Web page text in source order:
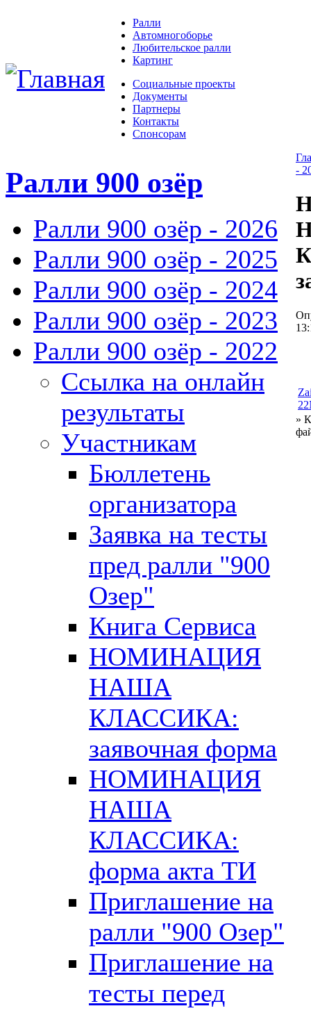
Ралли
Автомногоборье
Любительское ралли
Картинг
Социальные проекты
Документы
Партнеры
Контакты
Спонсорам
Ралли 900 озёр
Ралли 900 озёр - 2026
Ралли 900 озёр - 2025
Ралли 900 озёр - 2024
Ралли 900 озёр - 2023
Ралли 900 озёр - 2022
Ссылка на онлайн
результаты
Участникам
Бюллетень
организатора
Заявка на тесты
пред ралли "900
Озер"
Книга Сервиса
НОМИНАЦИЯ
НАША
КЛАССИКА:
заявочная форма
НОМИНАЦИЯ
НАША
КЛАССИКА:
форма акта ТИ
Приглашение на
ралли "900 Озер"
Приглашение на
тесты перед
-
»